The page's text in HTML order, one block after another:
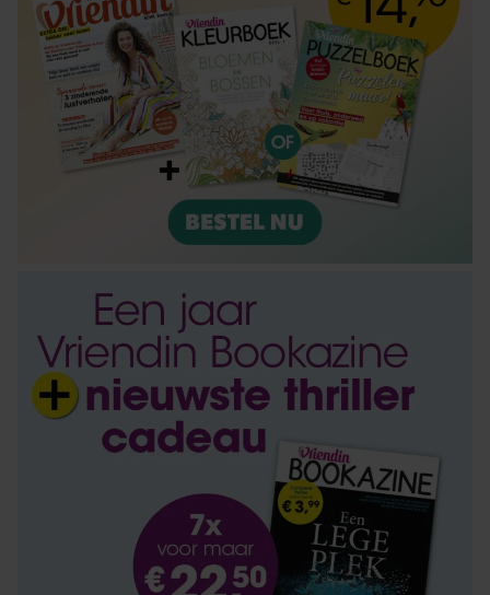
informatie die u aan ze heeft verstrekt of die ze hebben
verzameld op basis van uw gebruik van hun services. U
gaat akkoord met onze cookies als u onze website blijft
gebruiken.